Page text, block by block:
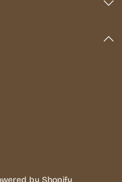
by Shopify